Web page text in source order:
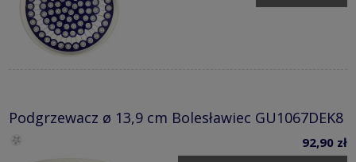
Podgrzewacz ø 13,9 cm Bolesławiec GU1067DEK8
92,90 zł